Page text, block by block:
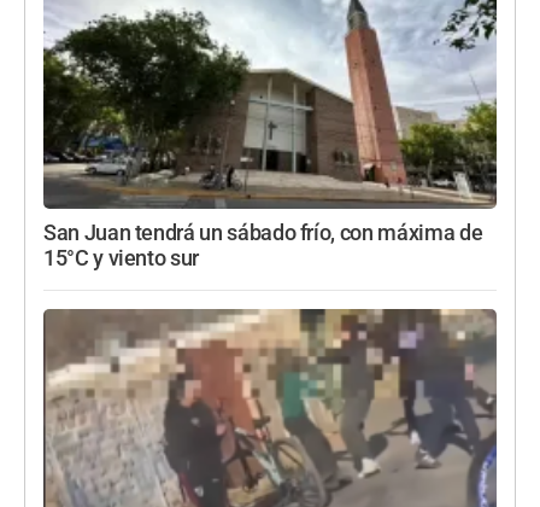
San Juan tendrá un sábado frío, con máxima de
15°C y viento sur